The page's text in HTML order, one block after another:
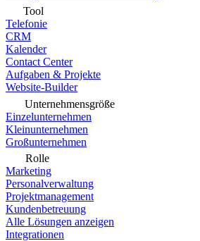
Tool
Telefonie
CRM
Kalender
Contact Center
Aufgaben & Projekte
Website-Builder
Unternehmensgröße
Einzelunternehmen
Kleinunternehmen
Großunternehmen
Rolle
Marketing
Personalverwaltung
Projektmanagement
Kundenbetreuung
Alle Lösungen anzeigen
Integrationen